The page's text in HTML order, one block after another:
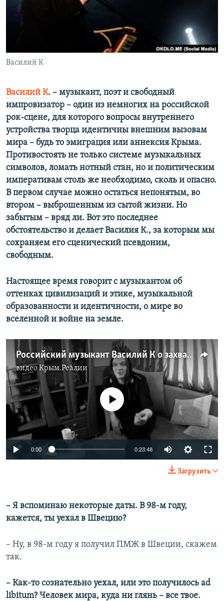
ПОБЕДИТЕЛЕЙ НЕ СУДЯТ?
УКРАИНСКАЯ ПРОБЛЕМА КРЫМА
ПРИСОЕДИНЯЙТЕСЬ!
Василий К
Василий К. – музыкант, поэт и свободный
импровизатор – один из немногих на российской
рок-сцене, для которого вопросы внутреннего
устройства творца идентичны внешним вызовам
мира – будь то эмиграция или аннексия Крыма.
Противостоять не только системе музыкальных
символов, ломать нотный стан, но и политическим
императивам столь же необходимо, сколь и опасно.
В первом случае можно остаться непонятым, во
втором – выброшенным из сытой жизни. Но
забытым – вряд ли. Вот это последнее
обстоятельство и делает Василия К., за которым мы
сохраняем его сценический псевдоним,
свободным.
Настоящее время говорит с музыкантом об
оттенках цивилизаций и этике, музыкальной
образованности и идентичности, о мире во
вселенной и войне на земле.
Российский музыкант Василий К о захвате чужих территорий (видео)
видеоКрым.Реалии
No media source currently available
0:00 0:23:48
Загрузить
– Я вспоминаю некоторые даты. В 98-м году,
кажется, ты уехал в Швецию?
– Ну, в 98-м году я получил ПМЖ в Швеции, скажем
так.
– Как-то сознательно уехал, или это получилось ad
libitum? Человек мира, куда ни глянь – все твое.